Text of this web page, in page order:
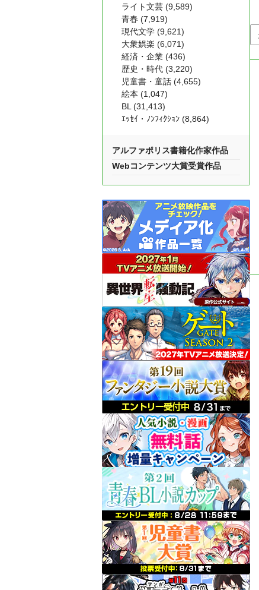
ライト文芸 (9,589)
青春 (7,919)
現代文学 (9,621)
大衆娯楽 (6,071)
経済・企業 (436)
歴史・時代 (3,220)
児童書・童話 (4,655)
絵本 (1,047)
BL (31,413)
ｴｯｾｲ・ﾉﾝﾌｨｸｼｮﾝ (8,864)
アルファポリス書籍化作家作品
Webコンテンツ大賞受賞作品